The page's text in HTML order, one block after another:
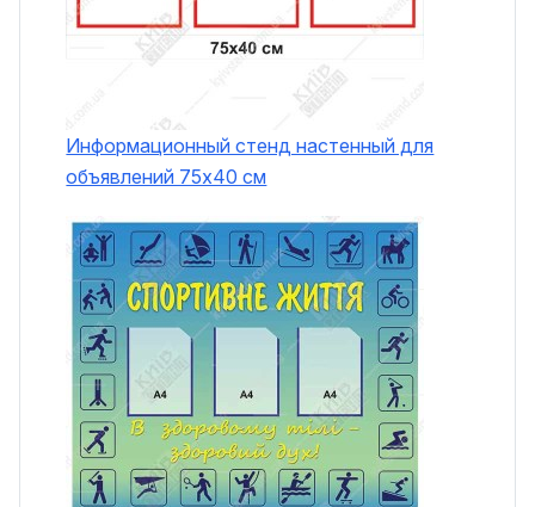
Информационный стенд настенный для
объявлений 75х40 см